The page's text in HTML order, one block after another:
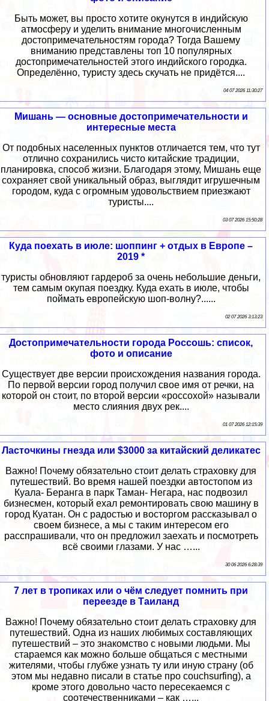
Быть может, вы просто хотите окунутся в индийскую
атмосферу и уделить внимание многочисленным
достопримечательностям города? Тогда Вашему
вниманию представлены топ 10 популярных
достопримечательностей этого индийского городка.
Определённо, туристу здесь скучать не придётся....
04 07 2026 11:30:27
Мишань — основные достопримечательности и
интересные места
От подобных населенных пунктов отличается тем, что тут
отлично сохранились чисто китайские традиции,
планировка, способ жизни. Благодаря этому, Мишань еще
сохраняет свой уникальный образ, выглядит игрушечным
городом, куда с огромным удовольствием приезжают
туристы....
03 07 2026 15:50:28
Куда поехать в июле: шоппинг + отдых в Европе –
2019 *
туристы обновляют гардероб за очень небольшие деньги,
тем самым окупая поездку. Куда ехать в июле, чтобы
поймать европейскую шоп-волну?......
02 07 2026 3:13:23
Достопримечательности города Россошь: список,
фото и описание
Существует две версии происхождения названия города.
По первой версии город получил свое имя от речки, на
которой он стоит, по второй версии «россохой» называли
место слияния двух рек....
01 07 2026 12:15:39
Ласточкины гнезда или $3000 за китайский деликатес
Важно! Почему обязательно стоит делать страховку для
путешествий. Во время нашей поездки автостопом из
Куала- Беранга в парк Таман- Негара, нас подвозил
бизнесмен, который ехал ремонтировать свою машину в
город Куатан. Он с радостью и восторгом рассказывал о
своем бизнесе, а мы с таким интересом его
расспрашивали, что он предложил заехать и посмотреть
всё своими глазами. У нас …...
30 06 2026 6:28:39
7 лет в тропиках или о чём следует помнить при
переезде в Таиланд
Важно! Почему обязательно стоит делать страховку для
путешествий. Одна из наших любимых составляющих
путешествий – это знакомство с новыми людьми. Мы
стараемся как можно больше общаться с местными
жителями, чтобы глубже узнать ту или иную страну (об
этом мы недавно писали в статье про couchsurfing), а
кроме этого довольно часто пересекаемся с
соотечественниками – как …...